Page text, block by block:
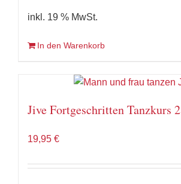
inkl. 19 % MwSt.
In den Warenkorb
Jive Fortgeschritten Tanzkurs 2
19,95 €